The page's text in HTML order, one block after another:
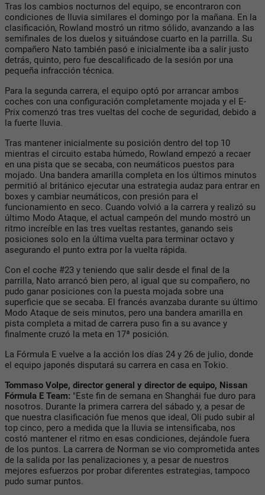
Tras los cambios nocturnos del equipo, se encontraron con
condiciones de lluvia similares el domingo por la mañana. En la
clasificación, Rowland mostró un ritmo sólido, avanzando a las
semifinales de los duelos y situándose cuarto en la parrilla. Su
compañero Nato también pasó e inicialmente iba a salir justo
detrás, quinto, pero fue descalificado de la sesión por una
pequeña infracción técnica.
Para la segunda carrera, el equipo optó por arrancar ambos
coches con una configuración completamente mojada y el E-
Prix comenzó tras tres vueltas del coche de seguridad, debido a
la fuerte lluvia.
Tras mantener inicialmente su posición dentro del top 10
mientras el circuito estaba húmedo, Rowland empezó a recaer
en una pista que se secaba, con neumáticos puestos para
mojado. Una bandera amarilla completa en los últimos minutos
permitió al británico ejecutar una estrategia audaz para entrar en
boxes y cambiar neumáticos, con presión para el
funcionamiento en seco. Cuando volvió a la carrera y realizó su
último Modo Ataque, el actual campeón del mundo mostró un
ritmo increíble en las tres vueltas restantes, ganando seis
posiciones solo en la última vuelta para terminar octavo y
asegurando el punto extra por la vuelta rápida.
Con el coche #23 y teniendo que salir desde el final de la
parrilla, Nato arrancó bien pero, al igual que su compañero, no
pudo ganar posiciones con la puesta mojada sobre una
superficie que se secaba. El francés avanzaba durante su último
Modo Ataque de seis minutos, pero una bandera amarilla en
pista completa a mitad de carrera puso fin a su avance y
finalmente cruzó la meta en 17ª posición.
La Fórmula E vuelve a la acción los días 24 y 26 de julio, donde
el equipo japonés disputará su carrera en casa en Tokio.
Tommaso Volpe, director general y director de equipo, Nissan
Fórmula E Team: "Este fin de semana en Shanghái fue duro para
nosotros. Durante la primera carrera del sábado y, a pesar de
que nuestra clasificación fue menos que ideal, Oli pudo subir al
top cinco, pero a medida que la lluvia se intensificaba, nos
costó mantener el ritmo en esas condiciones, dejándole fuera
de los puntos. La carrera de Norman se vio comprometida antes
de la salida por las penalizaciones y, a pesar de nuestros
mejores esfuerzos por probar diferentes estrategias, tampoco
pudo sumar puntos.